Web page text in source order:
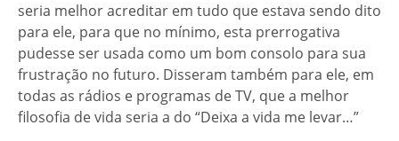
seria melhor acreditar em tudo que estava sendo dito
para ele, para que no mínimo, esta prerrogativa
pudesse ser usada como um bom consolo para sua
frustração no futuro. Disseram também para ele, em
todas as rádios e programas de TV, que a melhor
filosofia de vida seria a do “Deixa a vida me levar…”